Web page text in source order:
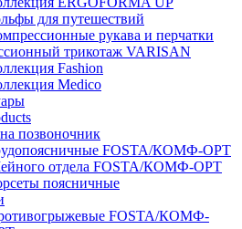
для путешествий
рукава и перчатки
трикотаж VARISAN
Fashion
Medico
позвоночник
FOSTA/КОМФ-ОРТ
отдела FOSTA/КОМФ-ОРТ
поясничные
FOSTA/КОМФ-